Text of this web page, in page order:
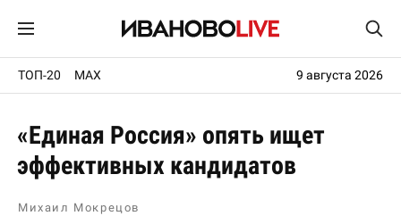
ТОП-20 MAX 9 августа 2026
«Единая Россия» опять ищет
эффективных кандидатов
Михаил Мокрецов